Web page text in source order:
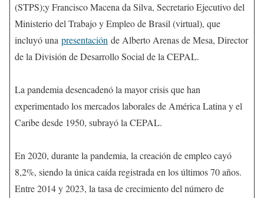
(STPS);y Francisco Macena da Silva, Secretario Ejecutivo del
Ministerio del Trabajo y Empleo de Brasil (virtual), que
incluyó una presentación de Alberto Arenas de Mesa, Director
de la División de Desarrollo Social de la CEPAL.
La pandemia desencadenó la mayor crisis que han
experimentado los mercados laborales de América Latina y el
Caribe desde 1950, subrayó la CEPAL.
En 2020, durante la pandemia, la creación de empleo cayó
8,2%, siendo la única caída registrada en los últimos 70 años.
Entre 2014 y 2023, la tasa de crecimiento del número de